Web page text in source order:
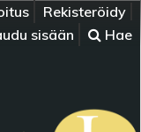
Rekisteröidy
sisään
Hae